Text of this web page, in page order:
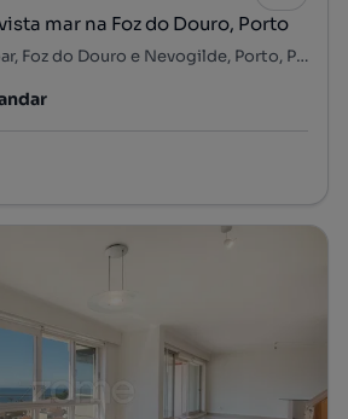
mar na Foz do Douro, Porto
Pinhais da Foz, Aldoar, Foz do Douro e Nevogilde, Porto, Porto